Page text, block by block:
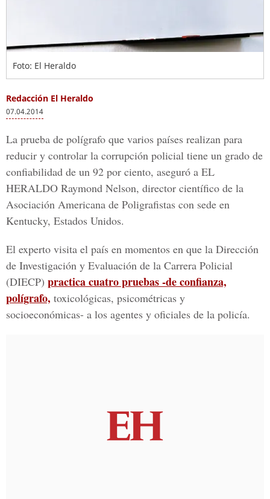
Foto: El Heraldo
Redacción El Heraldo
07.04.2014
La prueba de polígrafo que varios países realizan para
reducir y controlar la corrupción policial tiene un grado de
confiabilidad de un 92 por ciento, aseguró a EL
HERALDO Raymond Nelson, director científico de la
Asociación Americana de Poligrafistas con sede en
Kentucky, Estados Unidos.
El experto visita el país en momentos en que la Dirección
de Investigación y Evaluación de la Carrera Policial
(DIECP) practica cuatro pruebas -de confianza,
polígrafo, toxicológicas, psicométricas y
socioeconómicas- a los agentes y oficiales de la policía.